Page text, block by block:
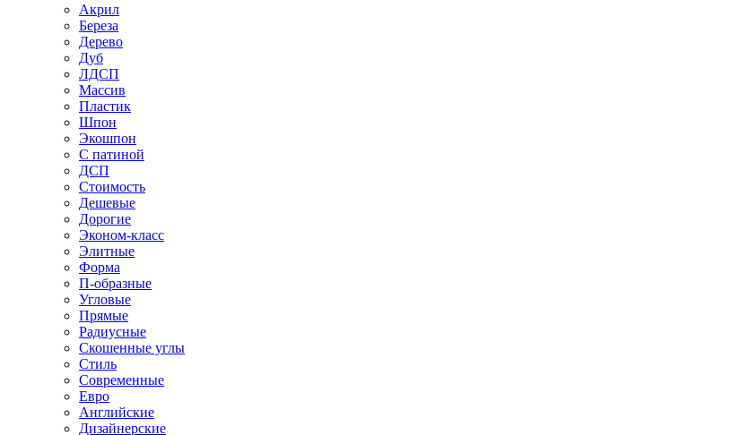
Акрил
Береза
Дерево
Дуб
ЛДСП
Массив
Пластик
Шпон
Экошпон
С патиной
ДСП
Стоимость
Дешевые
Дорогие
Эконом-класс
Элитные
Форма
П-образные
Угловые
Прямые
Радиусные
Скошенные углы
Стиль
Современные
Евро
Английские
Дизайнерские